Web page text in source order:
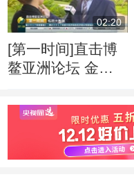
02:20
[第一时间]直击博
鳌亚洲论坛 金融
管面临更多挑战